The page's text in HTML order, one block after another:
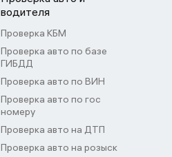
водителя
Проверка КБМ
Проверка авто по базе
ГИБДД
Проверка авто по ВИН
Проверка авто по гос
номеру
Проверка авто на ДТП
Проверка авто на розыск